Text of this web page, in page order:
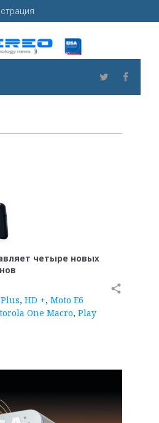
Twitter
четыре новых
, HD +, Moto E6
One Macro, Play
share